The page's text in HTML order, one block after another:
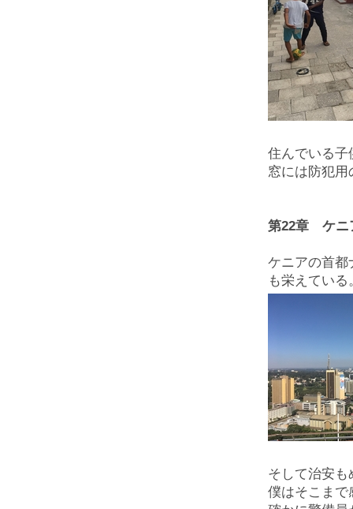
住んでいる子
窓には防犯
第22章 ケニ
ケニアの首都
も栄えている
そして治安
僕はそこまで